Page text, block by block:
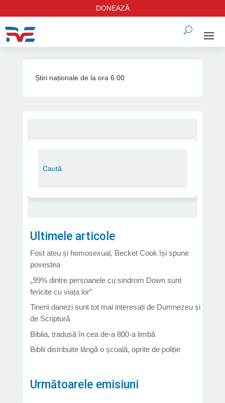
DONEAZĂ
Știri naționale de la ora 6:00
Ultimele articole
Fost ateu și homosexual, Becket Cook își spune
povestea
„99% dintre persoanele cu sindrom Down sunt
fericite cu viața lor”
Tinerii danezi sunt tot mai interesați de Dumnezeu și
de Scriptură
Biblia, tradusă în cea de-a 800-a limbă
Biblii distribuite lângă o școală, oprite de poliție
Următoarele emisiuni